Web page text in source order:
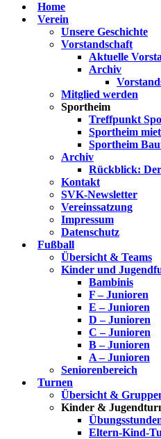
Home
Verein
Unsere Geschichte
Vorstandschaft
Aktuelle
Archiv
Mitglied werden
Sportheim
Treffpunkt
Sportheim
Sportheim
Archiv
Rückblick:
Kontakt
SVK-Newsletter
Vereinssatzung
Impressum
Datenschutz
Fußball
Übersicht & Teams
Kinder und
Bambinis
F – Junioren
E – Junioren
D – Junioren
C – Junioren
B – Junioren
A – Junioren
Seniorenbereich
Turnen
Übersicht &
Kinder &
Eltern-Kind-